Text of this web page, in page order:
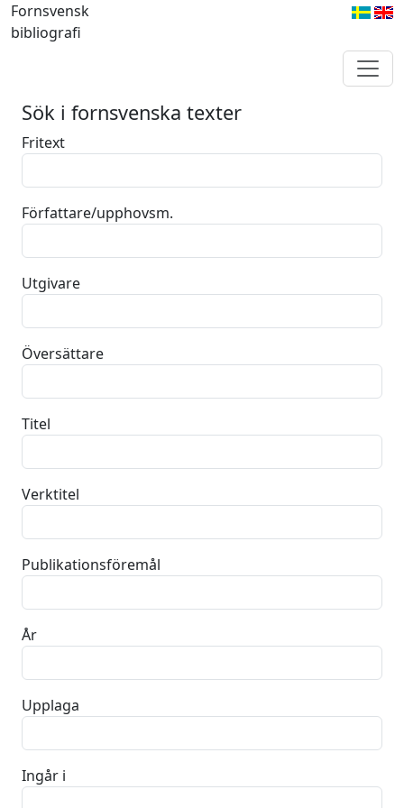
Fornsvensk
bibliografi
Sök i fornsvenska texter
Fritext
Författare/upphovsm.
Utgivare
Översättare
Titel
Verktitel
Publikationsföremål
År
Upplaga
Ingår i